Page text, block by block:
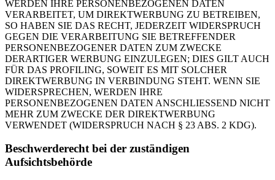
WERDEN IHRE PERSONENBEZOGENEN DATEN
VERARBEITET, UM DIREKTWERBUNG ZU BETREIBEN,
SO HABEN SIE DAS RECHT, JEDERZEIT WIDERSPRUCH
GEGEN DIE VERARBEITUNG SIE BETREFFENDER
PERSONENBEZOGENER DATEN ZUM ZWECKE
DERARTIGER WERBUNG EINZULEGEN; DIES GILT AUCH
FÜR DAS PROFILING, SOWEIT ES MIT SOLCHER
DIREKTWERBUNG IN VERBINDUNG STEHT. WENN SIE
WIDERSPRECHEN, WERDEN IHRE
PERSONENBEZOGENEN DATEN ANSCHLIESSEND NICHT
MEHR ZUM ZWECKE DER DIREKTWERBUNG
VERWENDET (WIDERSPRUCH NACH § 23 ABS. 2 KDG).
Beschwerderecht bei der zuständigen
Aufsichtsbehörde